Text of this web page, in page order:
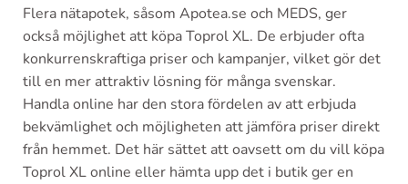
Flera nätapotek, såsom Apotea.se och MEDS, ger
också möjlighet att köpa Toprol XL. De erbjuder ofta
konkurrenskraftiga priser och kampanjer, vilket gör det
till en mer attraktiv lösning för många svenskar.
Handla online har den stora fördelen av att erbjuda
bekvämlighet och möjligheten att jämföra priser direkt
från hemmet. Det här sättet att oavsett om du vill köpa
Toprol XL online eller hämta upp det i butik ger en